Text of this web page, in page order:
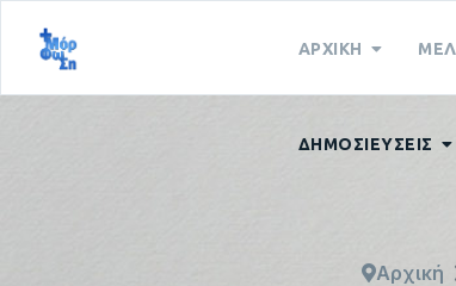
ΑΡΧΙΚΗ
ΔΗΜΟΣΙΕΥΣΕΙΣ
Αρχική